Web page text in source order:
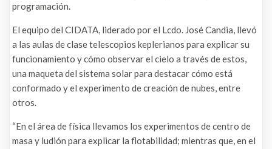
programación.
El equipo del CIDATA, liderado por el Lcdo. José Candia, llevó
a las aulas de clase telescopios keplerianos para explicar su
funcionamiento y cómo observar el cielo a través de estos,
una maqueta del sistema solar para destacar cómo está
conformado y el experimento de creación de nubes, entre
otros.
“En el área de física llevamos los experimentos de centro de
masa y ludión para explicar la flotabilidad; mientras que, en el